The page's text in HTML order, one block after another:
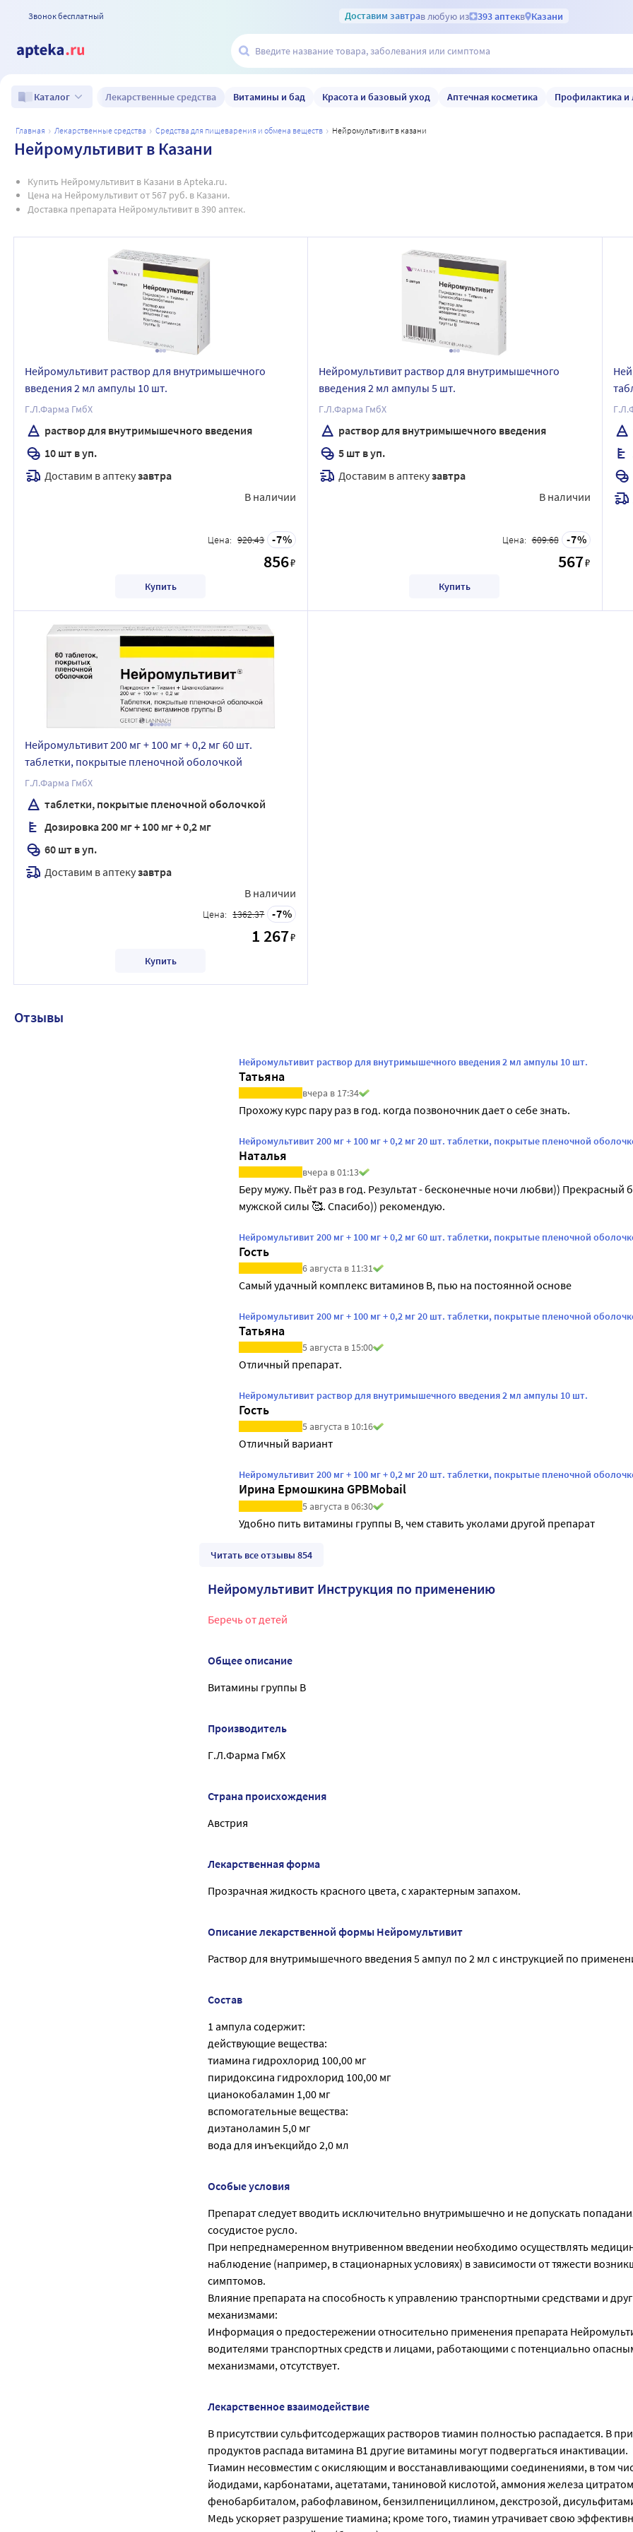
Звонок бесплатный Доставим завтрав любую из 393 аптекв Казани
Каталог Лекарственные средства Витамины и бад Красота и базовый уход Аптечная косметика Профилактика и
главная лекарственные средства средства для пищеварения и обмена веществ нейромультивит в казани
Нейромультивит в Казани
Купить Нейромультивит в Казани в Apteka.ru.
Цена на Нейромультивит от 567 руб. в Казани.
Доставка препарата Нейромультивит в 390 аптек.
Нейромультивит раствор для внутримышечного
введения 2 мл ампулы 10 шт.
Г.Л.Фарма ГмбХ
раствор для внутримышечного введения
10 шт в уп.
Доставим в аптекузавтра
В наличии
Цена: 920.43 7
856₽
Купить
Нейромультивит раствор для внутримышечного
введения 2 мл ампулы 5 шт.
Г.Л.Фарма ГмбХ
раствор для внутримышечного введения
5 шт в уп.
Доставим в аптекузавтра
В наличии
Цена: 609.68 7
567₽
Купить
Нейромультивит 200 мг + 100 мг + 0,2 мг 60 шт.
таблетки, покрытые пленочной оболочкой
Г.Л.Фарма ГмбХ
таблетки, покрытые пленочной оболочкой
Дозировка 200 мг + 100 мг + 0,2 мг
60 шт в уп.
Доставим в аптекузавтра
В наличии
Цена: 1362.37 7
1 267₽
Купить
Отзывы
Нейромультивит раствор для внутримышечного введения 2 мл ампулы 10 шт.
Татьяна
вчера в 17:34
Прохожу курс пару раз в год. когда позвоночник дает о себе знать.
Нейромультивит 200 мг + 100 мг + 0,2 мг 20 шт. таблетки, покрытые пленочной
Наталья
вчера в 01:13
Беру мужу. Пьёт раз в год. Результат - бесконечные ночи любви)) Прекрасный
мужской силы 🥰. Спасибо)) рекомендую.
Нейромультивит 200 мг + 100 мг + 0,2 мг 60 шт. таблетки, покрытые пленочной
Гость
6 августа в 11:31
Самый удачный комплекс витаминов В, пью на постоянной основе
Нейромультивит 200 мг + 100 мг + 0,2 мг 20 шт. таблетки, покрытые пленочной
Татьяна
5 августа в 15:00
Отличный препарат.
Нейромультивит раствор для внутримышечного введения 2 мл ампулы 10 шт.
Гость
5 августа в 10:16
Отличный вариант
Нейромультивит 200 мг + 100 мг + 0,2 мг 20 шт. таблетки, покрытые пленочной
Ирина Ермошкина GPBMobail
5 августа в 06:30
Удобно пить витамины группы В, чем ставить уколами другой препарат
Читать все отзывы 854
Нейромультивит Инструкция по применению
Беречь от детей
Общее описание
Витамины группы B
Производитель
Г.Л.Фарма ГмбХ
Страна происхождения
Австрия
Лекарственная форма
Прозрачная жидкость красного цвета, с характерным запахом.
Описание лекарственной формы Нейромультивит
Раствор для внутримышечного введения 5 ампул по 2 мл с инструкцией по
Состав
1 ампула содержит:
действующие вещества:
тиамина гидрохлорид 100,00 мг
пиридоксина гидрохлорид 100,00 мг
цианокобаламин 1,00 мг
вспомогательные вещества:
диэтаноламин 5,0 мг
вода для инъекцийдо 2,0 мл
Особые условия
Препарат следует вводить исключительно внутримышечно и не допускать
сосудистое русло.
При непреднамеренном внутривенном введении необходимо осуществлять
наблюдение (например, в стационарных условиях) в зависимости от тяжести
симптомов.
Влияние препарата на способность к управлению транспортными средствами и
механизмами:
Информация о предостережении относительно применения препарата
водителями транспортных средств и лицами, работающими с потенциально
механизмами, отсутствует.
Лекарственное взаимодействие
В присутствии сульфитсодержащих растворов тиамин полностью распадается. В
продуктов распада витамина В1 другие витамины могут подвергаться инактивации.
Тиамин несовместим с окисляющим и восстанавливающими соединениями, в том
йодидами, карбонатами, ацетатами, таниновой кислотой, аммония железа
фенобарбиталом, рабофлавином, бензилпенициллином, декстрозой,
Медь ускоряет разрушение тиамина; кроме того, тиамин утрачивает свою